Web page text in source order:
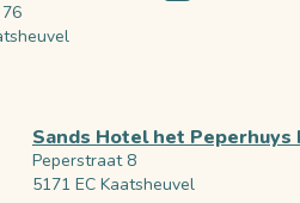
Sands Hotel het Peperhuys
Peperstraat 8
5171 EC Kaatsheuvel